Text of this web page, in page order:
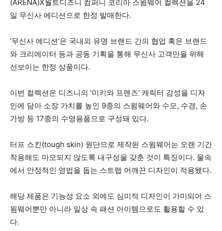
(ARENA)X월트디즈니 컴퍼니 코리아 스윔웨어 컬렉션을 24
일 무신사 에디션으로 한정 발매한다.
‘무신사 에디션’은 국내외 유명 브랜드 간의 협업 혹은 브랜드
와 크리에이터 등과 공동 기획을 통해 무신사 고객만을 위해
선보이는 한정 상품이다.
이번 컬렉션은 디즈니의 ‘미키와 프렌즈’ 캐릭터 감성을 디자
인에 담아 소장 가치를 높인 9종의 스윔웨어와 수모, 수경, 손
가방 등 17종의 수영용품으로 구성돼 있다.
터프 스킨(tough skin) 원단으로 제작된 스윔웨어는 오랜 기간
착용해도 마모되지 않도록 내구성을 갖춘 것이 특징이다. 물속
에서 안정적인 영법을 돕는 스트랩 어깨끈 디자인이 적용됐다.
해당 제품은 기능성 요소 외에도 심미적 디자인이 가미되어 스
윔웨어뿐만 아니라 일상 속 패션 아이템으로도 활용할 수 있
다.